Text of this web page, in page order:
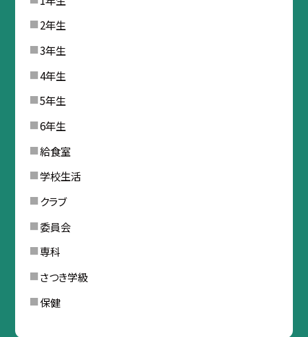
2年生
3年生
4年生
5年生
6年生
給食室
学校生活
クラブ
委員会
専科
さつき学級
保健